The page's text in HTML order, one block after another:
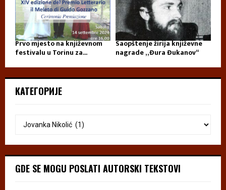
Prvo mjesto na književnom
festivalu u Torinu za...
Saopštenje žirija književne
nagrade „Đura Đukanov“
КАТЕГОРИЈЕ
GDE SE MOGU POSLATI AUTORSKI TEKSTOVI